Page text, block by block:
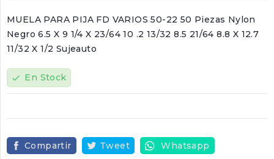
MUELA PARA PIJA FD VARIOS 50-22 50 Piezas Nylon
Negro 6.5 X 9 1/4 X 23/64 10 .2 13/32 8.5 21/64 8.8 X 12.7
11/32 X 1/2 Sujeauto
check En Stock
Compartir Tweet Whatsapp